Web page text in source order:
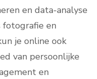
en data-analyse
fotografie en
je online ook
van persoonlijke
en